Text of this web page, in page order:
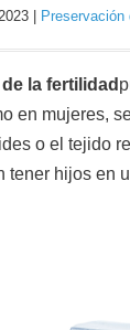
| Preservación
la fertilidad
en mujeres,
o el tejido
tener hijos en